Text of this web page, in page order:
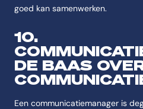
goed kan samenwerken.
10.
DE BAAS
Een communicatiemanager is